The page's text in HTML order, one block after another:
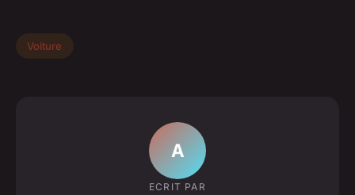
Voiture
A
ECRIT PAR